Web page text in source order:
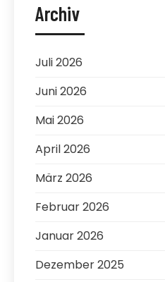
Archiv
Juli 2026
Juni 2026
Mai 2026
April 2026
März 2026
Februar 2026
Januar 2026
Dezember 2025